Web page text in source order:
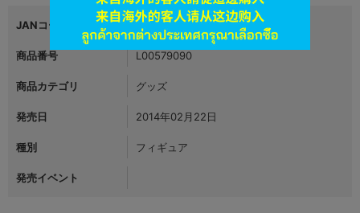
JANコード 4999999999999
商品番号 L00579090
商品カテゴリ グッズ
発売日 2014年02月22日
種別 フィギュア
発売イベント